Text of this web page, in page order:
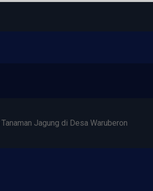
Jagung di Desa Waruberon